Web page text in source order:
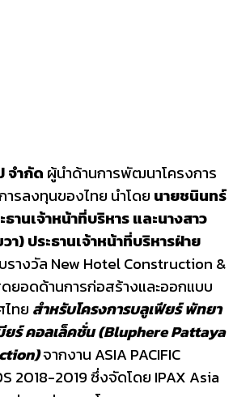
จำกัด ผู้นำด้านการพัฒนาโครงการ
รลงทุนของไทย นำโดย นายชนินทร์
านเจ้าหน้าที่บริหาร และนางสาว
) ประธานเจ้าหน้าที่บริหารฝ่าย
รางวัล New Hotel Construction &
ยอดด้านการก่อสร้างและออกแบบ
ไทย สำหรับโครงการบลูเฟียร์ พัทยา
ยร์ คอลเล็คชั่น (Bluphere Pattaya
จากงาน ASIA PACIFIC
2018-2019 ซึ่งจัดโดย IPAX Asia